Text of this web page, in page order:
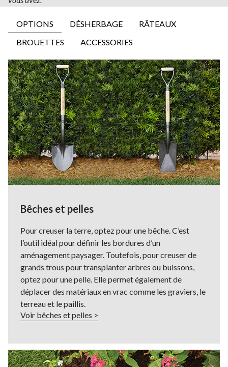
OPTIONS DÉSHERBAGE
RÂTEAUX
BROUETTES
ACCESSORIES
Bêches et pelles
Pour creuser la terre, optez pour une bêche. C’est
l’outil idéal pour définir les bordures d’un
aménagement paysager. Toutefois, pour creuser de
grands trous pour transplanter arbres ou buissons,
optez pour une pelle. Elle permet également de
déplacer des matériaux en vrac comme les graviers, le
terreau et le paillis.
Voir bêches et pelles >